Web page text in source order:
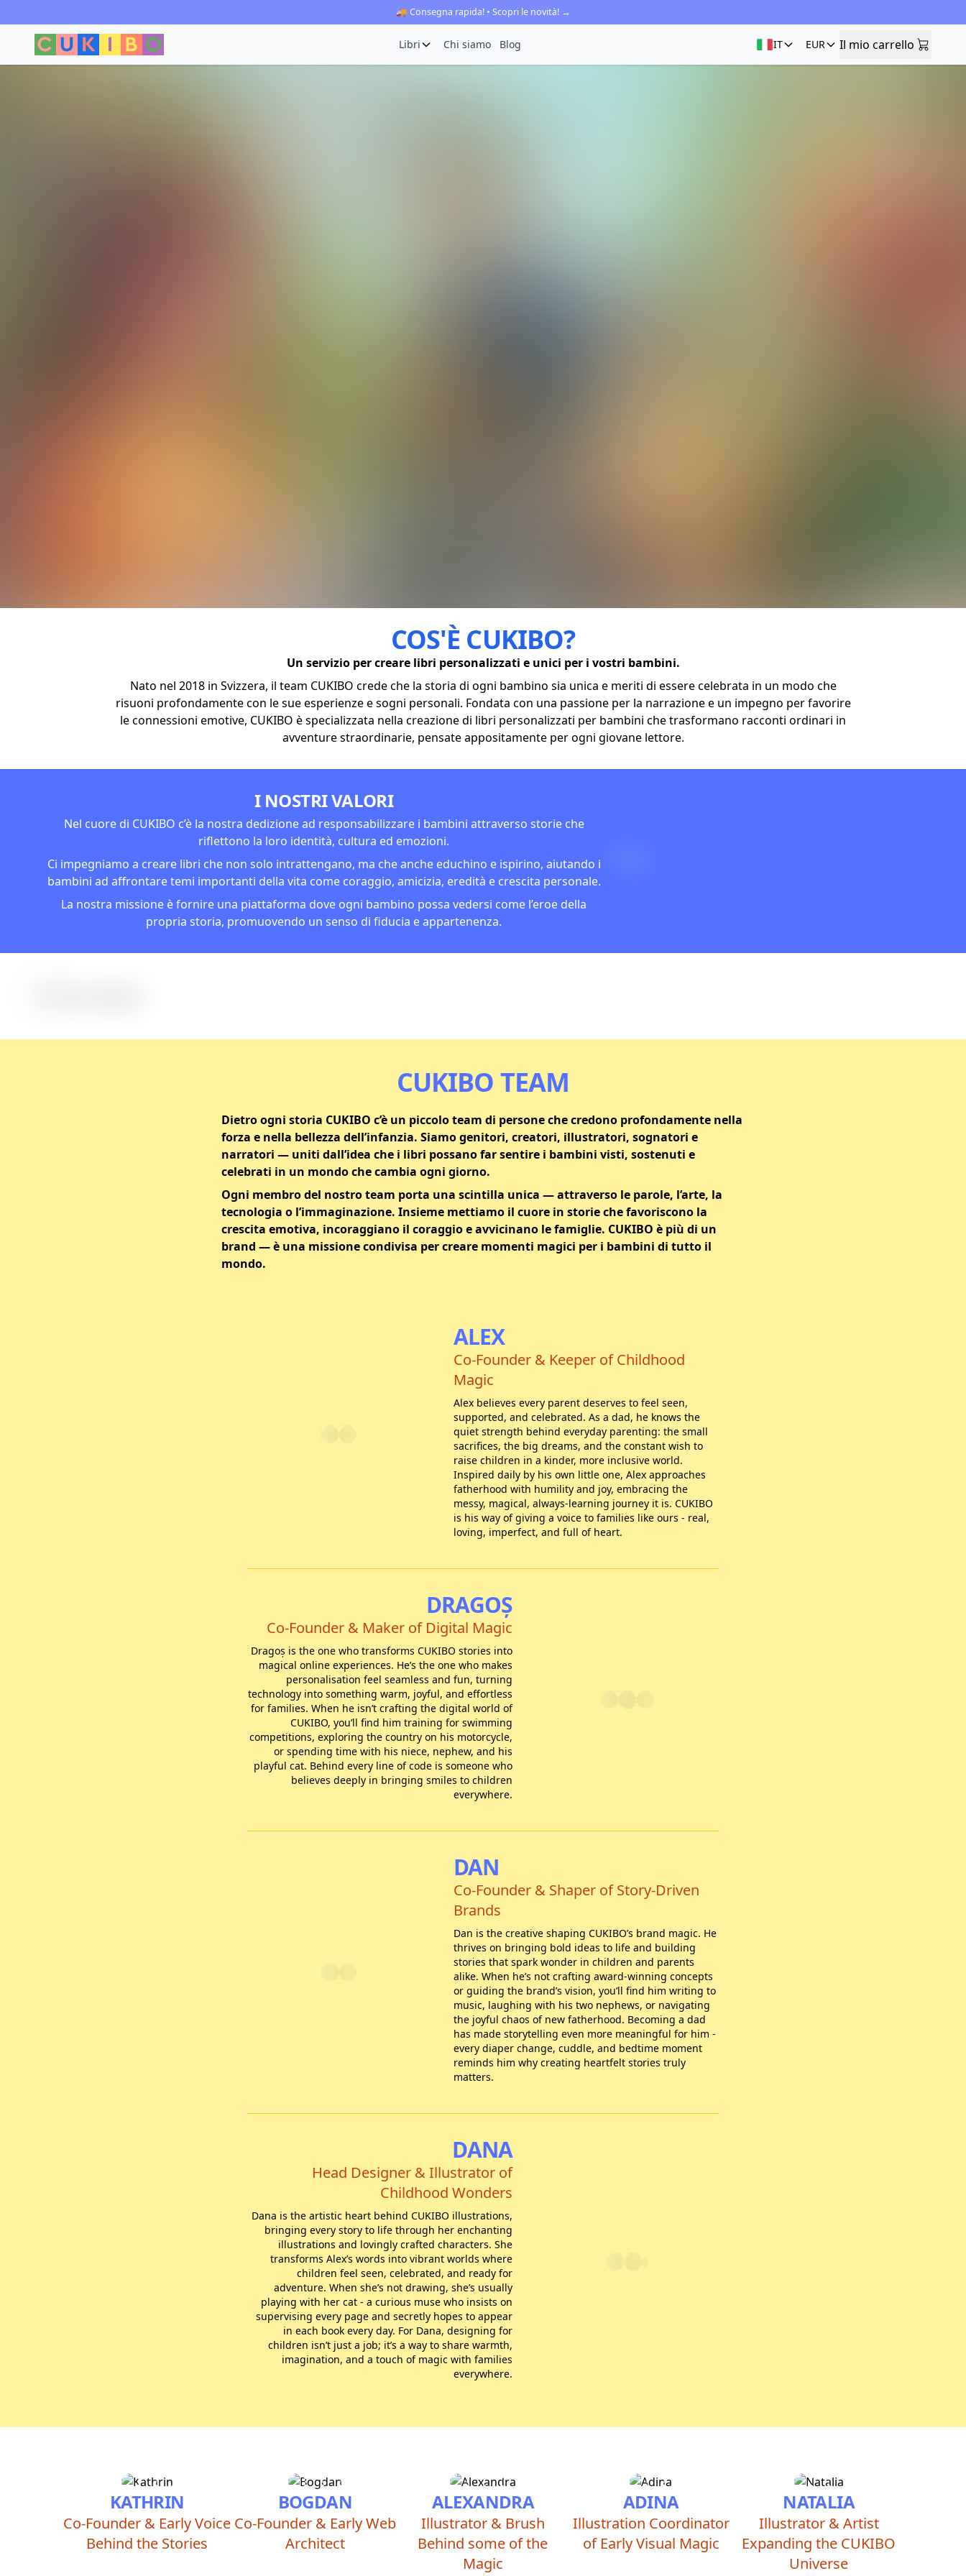
🚚 Consegna rapida! • Scopri le novità! →
Libri Chi siamo Blog IT EUR Il mio carrello
Il mio carrello
COS'È CUKIBO?
Un servizio per creare libri personalizzati e unici per i vostri bambini.
Nato nel 2018 in Svizzera, il team CUKIBO credeche la storia di ogni bambino sia unica e meriti di essere celebrata in un modo che
risuoni profondamente con le sue esperienze e sogni personali. Fondata con una passione per la narrazione e un impegno per favorire
le connessioni emotive, CUKIBO è specializzata nella creazione di libri personalizzati per bambini che trasformano racconti ordinari in
avventure straordinarie, pensate appositamente per ogni giovane lettore.
I NOSTRI VALORI
Nel cuore di CUKIBO c’è la nostra dedizione ad responsabilizzare i bambini attraverso storie che
riflettono la loro identità, cultura ed emozioni.
Ci impegniamo a creare libri che non solo intrattengano, ma che anche educhino e ispirino, aiutando i
bambini ad affrontare temi importanti della vita come coraggio, amicizia, eredità e crescita personale.
La nostra missione è fornire una piattaforma dove ogni bambino possa vedersi come l’eroe della
propria storia, promuovendo un senso di fiducia e appartenenza.
CUKIBO TEAM
Dietro ogni storia CUKIBO c’è un piccolo team di persone che credono profondamente nella
forza e nella bellezza dell’infanzia. Siamo genitori, creatori, illustratori, sognatori e
narratori — uniti dall’idea che i libri possano far sentire i bambini visti, sostenuti e
celebrati in un mondo che cambia ogni giorno.
Ogni membro del nostro team porta una scintilla unica — attraverso le parole, l’arte, la
tecnologia o l’immaginazione. Insieme mettiamo il cuore in storie che favoriscono la
crescita emotiva, incoraggiano il coraggio e avvicinano le famiglie. CUKIBO è più di un
brand — è una missione condivisa per creare momenti magici per i bambini di tutto il
mondo.
ALEX
Co-Founder & Keeper of Childhood
Magic
Alex believes every parent deserves to feel seen,
supported, and celebrated. As a dad, he knows the
quiet strength behind everyday parenting: the small
sacrifices, the big dreams, and the constant wish to
raise children in a kinder, more inclusive world.
Inspired daily by his own little one, Alex approaches
fatherhood with humility and joy, embracing the
messy, magical, always-learning journey it is. CUKIBO
is his way of giving a voice to families like ours - real,
loving, imperfect, and full of heart.
DRAGOȘ
Co-Founder & Maker of Digital Magic
Dragoș is the one who transforms CUKIBO stories into
magical online experiences. He’s the one who makes
personalisation feel seamless and fun, turning
technology into something warm, joyful, and effortless
for families. When he isn’t crafting the digital world of
CUKIBO, you’ll find him training for swimming
competitions, exploring the country on his motorcycle,
or spending time with his niece, nephew, and his
playful cat. Behind every line of code is someone who
believes deeply in bringing smiles to children
everywhere.
DAN
Co-Founder & Shaper of Story-Driven
Brands
Dan is the creative shaping CUKIBO’s brand magic. He
thrives on bringing bold ideas to life and building
stories that spark wonder in children and parents
alike. When he’s not crafting award-winning concepts
or guiding the brand’s vision, you’ll find him writing to
music, laughing with his two nephews, or navigating
the joyful chaos of new fatherhood. Becoming a dad
has made storytelling even more meaningful for him -
every diaper change, cuddle, and bedtime moment
reminds him why creating heartfelt stories truly
matters.
DANA
Head Designer & Illustrator of
Childhood Wonders
Dana is the artistic heart behind CUKIBO illustrations,
bringing every story to life through her enchanting
illustrations and lovingly crafted characters. She
transforms Alex’s words into vibrant worlds where
children feel seen, celebrated, and ready for
adventure. When she’s not drawing, she’s usually
playing with her cat - a curious muse who insists on
supervising every page and secretly hopes to appear
in each book every day. For Dana, designing for
children isn’t just a job; it’s a way to share warmth,
imagination, and a touch of magic with families
everywhere.
KATHRIN
Co-Founder & Early Voice
Behind the Stories
BOGDAN
Co-Founder & Early Web
Architect
ALEXANDRA
Illustrator & Brush
Behind some of the
Magic
ADINA
Illustration Coordinator
of Early Visual Magic
NATALIA
Illustrator & Artist
Expanding the CUKIBO
Universe